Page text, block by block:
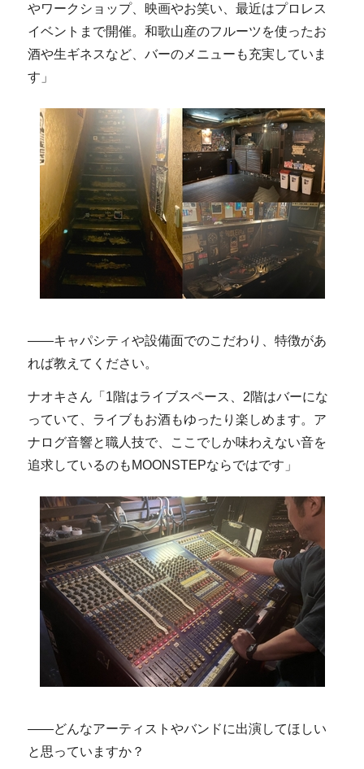
やワークショップ、映画やお笑い、最近はプロレス
イベントまで開催。和歌山産のフルーツを使ったお
酒や生ギネスなど、バーのメニューも充実していま
す」
――キャパシティや設備面でのこだわり、特徴があ
れば教えてください。
ナオキさん「1階はライブスペース、2階はバーにな
っていて、ライブもお酒もゆったり楽しめます。ア
ナログ音響と職人技で、ここでしか味わえない音を
追求しているのもMOONSTEPならではです」
――どんなアーティストやバンドに出演してほしい
と思っていますか？